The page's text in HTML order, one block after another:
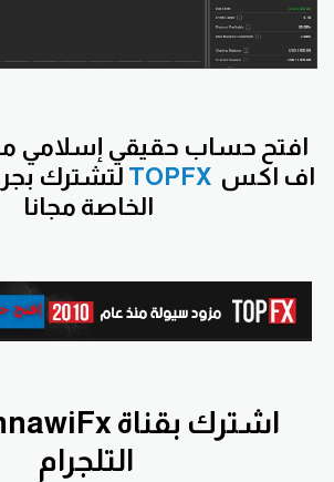
افتح حساب حقيقي إسلامي
اف اكسTOPFX لتشترك
الخاصة مجانا
التلجرام